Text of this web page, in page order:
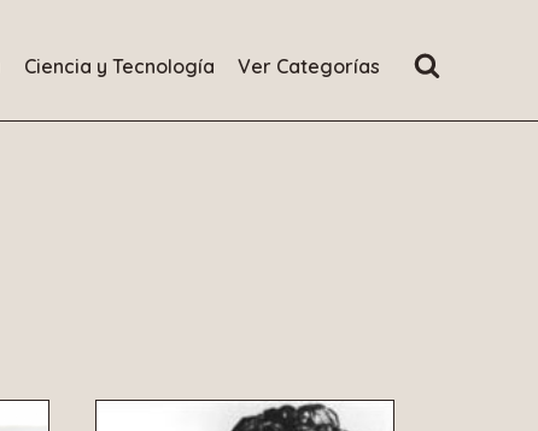
Ciencia y Tecnología Ver Categorías